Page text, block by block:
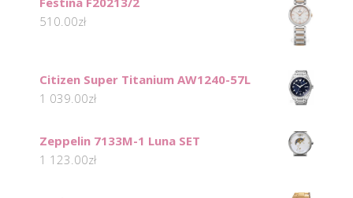
510.00zł
Citizen Super Titanium AW1240-57L
1 039.00zł
Zeppelin 7133M-1 Luna SET
1 123.00zł